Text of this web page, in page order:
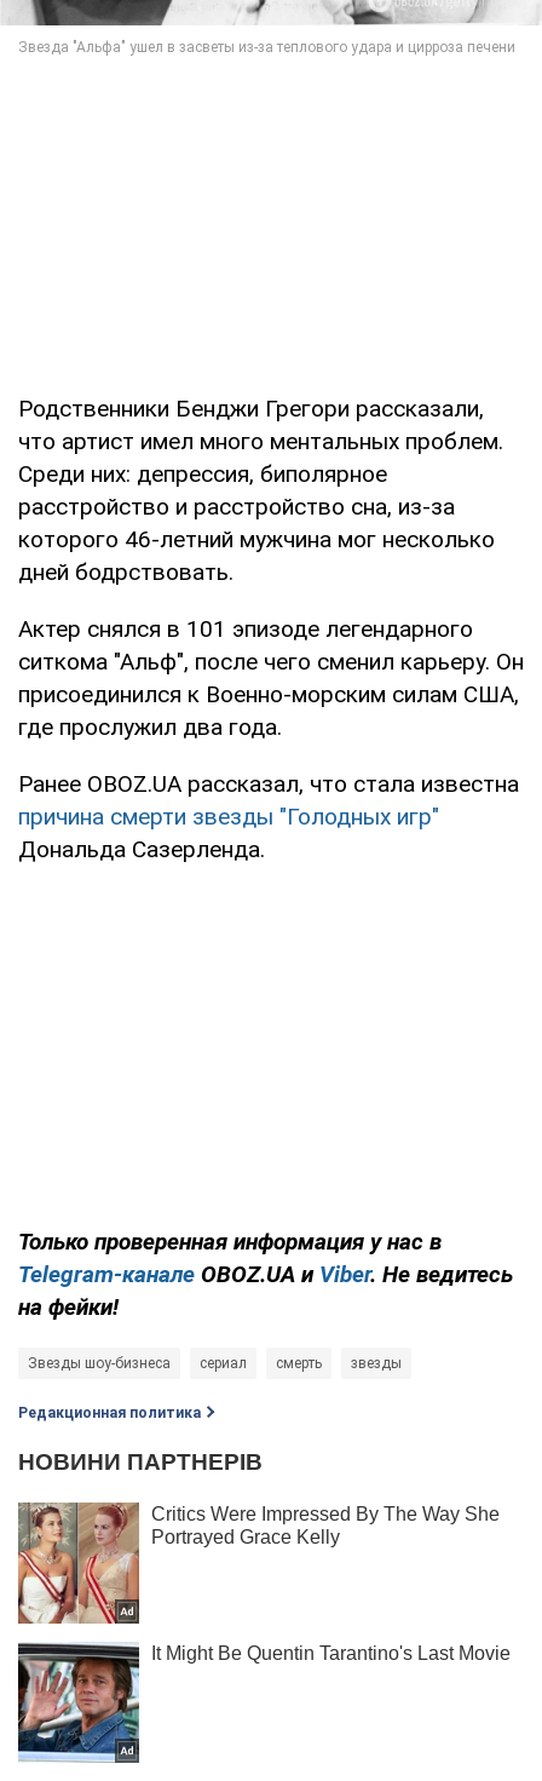
Родственники Бенджи Грегори рассказали,
что артист имел много ментальных проблем.
Среди них: депрессия, биполярное
расстройство и расстройство сна, из-за
которого 46-летний мужчина мог несколько
дней бодрствовать.
Актер снялся в 101 эпизоде легендарного
ситкома "Альф", после чего сменил карьеру. Он
присоединился к Военно-морским силам США,
где прослужил два года.
Ранее OBOZ.UA рассказал, что стала известна
причина смерти звезды "Голодных игр"
Дональда Сазерленда.
Только проверенная информация у нас в
Telegram-канале OBOZ.UA и Viber. Не ведитесь
на фейки!
Звезды шоу-бизнеса сериал смерть звезды
Редакционная политика